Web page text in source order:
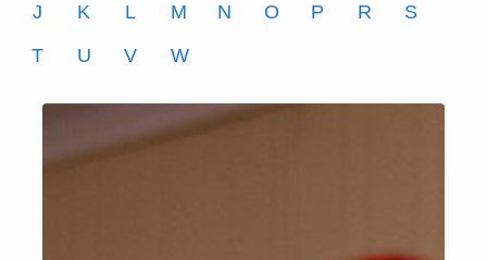
J
K L M N O P R
S
T
U V W